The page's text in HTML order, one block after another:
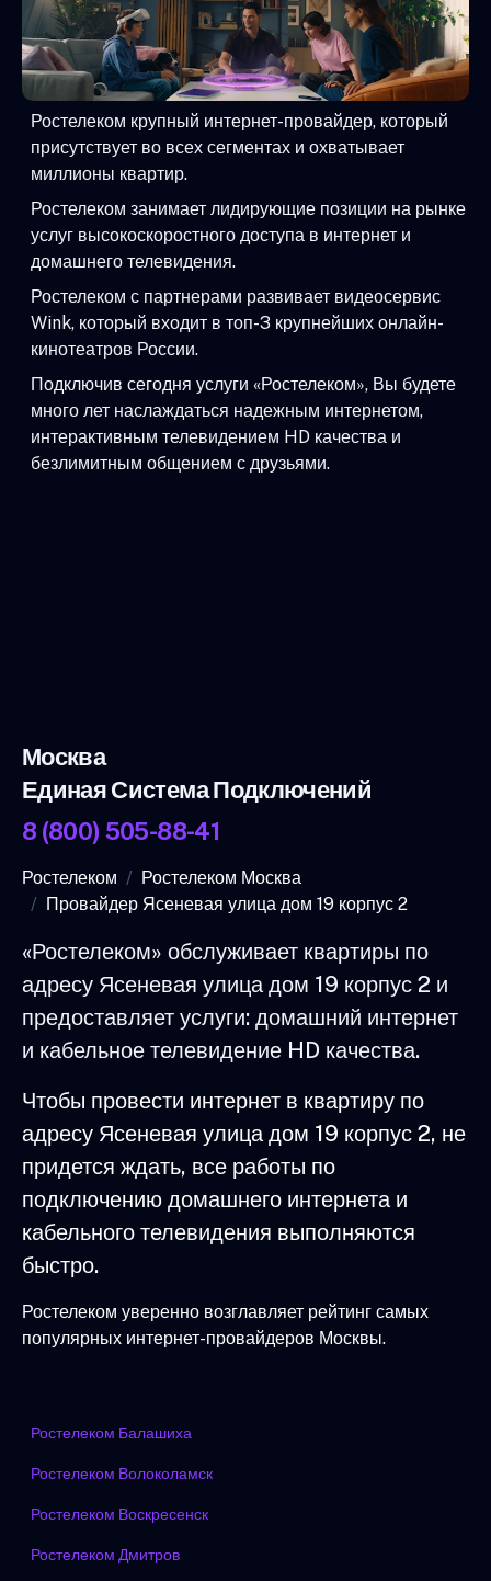
Ростелеком крупный интернет-провайдер, который
присутствует во всех сегментах и охватывает
миллионы квартир.
Ростелеком занимает лидирующие позиции на рынке
услуг высокоскоростного доступа в интернет и
домашнего телевидения.
Ростелеком с партнерами развивает видеосервис
Wink, который входит в топ-3 крупнейших онлайн-
кинотеатров России.
Подключив сегодня услуги «Ростелеком», Вы будете
много лет наслаждаться надежным интернетом,
интерактивным телевидением HD качества и
безлимитным общением с друзьями.
Москва
Единая Система Подключений
8 (800) 505-88-41
Ростелеком
Ростелеком Москва
Провайдер Ясеневая улица дом 19 корпус 2
«Ростелеком» обслуживает квартиры по
адресу Ясеневая улица дом 19 корпус 2 и
предоставляет услуги: домашний интернет
и кабельное телевидение HD качества.
Чтобы провести интернет в квартиру по
адресу Ясеневая улица дом 19 корпус 2, не
придется ждать, все работы по
подключению домашнего интернета и
кабельного телевидения выполняются
быстро.
Ростелеком уверенно возглавляет рейтинг самых
популярных интернет-провайдеров Москвы.
Ростелеком Балашиха
Ростелеком Волоколамск
Ростелеком Воскресенск
Ростелеком Дмитров